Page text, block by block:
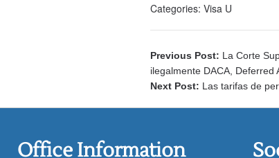
Categories: Visa U
Previous Post: La Corte
ilegalmente DACA, Deferred
Next Post: Las tarifas de
Office Information